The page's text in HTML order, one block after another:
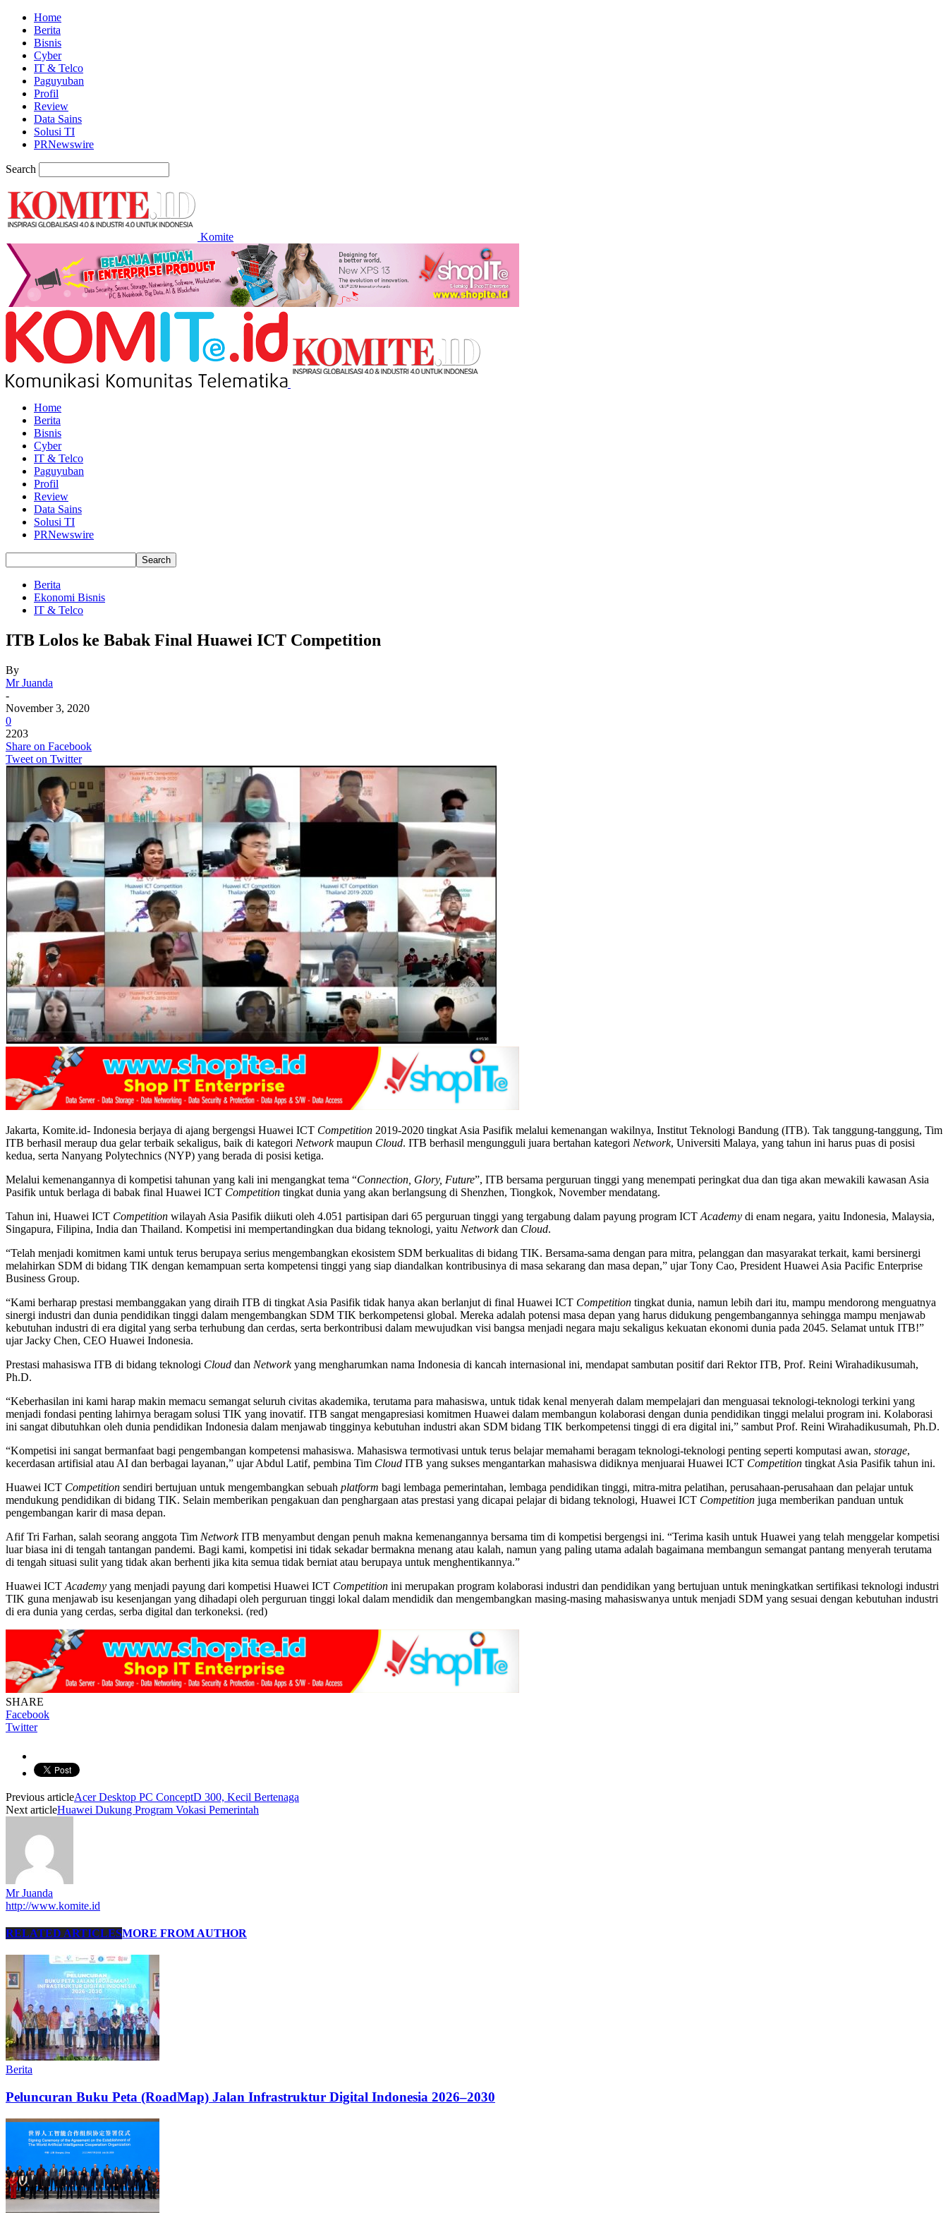
Home
Berita
Bisnis
Cyber
IT & Telco
Paguyuban
Profil
Review
Data Sains
Solusi TI
PRNewswire
Search
Komite
Home
Berita
Bisnis
Cyber
IT & Telco
Paguyuban
Profil
Review
Data Sains
Solusi TI
PRNewswire
Berita
Ekonomi Bisnis
IT & Telco
ITB Lolos ke Babak Final Huawei ICT Competition
By
Mr Juanda
-
November 3, 2020
0
2203
Share on Facebook
Tweet on Twitter
Jakarta, Komite.id- Indonesia berjaya di ajang bergengsi Huawei ICT Competition 2019-2020 tingkat Asia Pasifik melalui kemenangan wakilnya, Institut Teknologi Bandung (ITB). Tak tanggung-tanggung, Tim
ITB berhasil meraup dua gelar terbaik sekaligus, baik di kategori Networkmaupun Cloud. ITB berhasil mengungguli juara bertahan kategori Network, Universiti Malaya, yang tahun ini harus puas di posisi
kedua, serta Nanyang Polytechnics (NYP) yang berada di posisi ketiga.
Melalui kemenangannya di kompetisi tahunan yang kali ini mengangkat tema “Connection, Glory, Future”, ITB bersama perguruan tinggi yang menempati peringkat dua dan tiga akan mewakili kawasan Asia
Pasifik untuk berlaga di babak final Huawei ICT Competition tingkat dunia yang akan berlangsung di Shenzhen, Tiongkok, November mendatang.
Tahun ini, Huawei ICT Competition wilayah Asia Pasifik diikuti oleh 4.051 partisipan dari 65 perguruan tinggi yang tergabung dalam payung program ICT Academy di enam negara, yaitu Indonesia, Malaysia,
Singapura, Filipina, India dan Thailand. Kompetisi ini mempertandingkan dua bidang teknologi, yaitu Networkdan Cloud.
“Telah menjadi komitmen kami untuk terus berupaya serius mengembangkan ekosistem SDM berkualitas di bidang TIK. Bersama-sama dengan para mitra, pelanggan dan masyarakat terkait, kami bersinergi
melahirkan SDM di bidang TIK dengan kemampuan serta kompetensi tinggi yang siap diandalkan kontribusinya di masa sekarang dan masa depan,” ujar Tony Cao, President Huawei Asia Pacific Enterprise
Business Group.
“Kami berharap prestasi membanggakan yang diraih ITB di tingkat Asia Pasifik tidak hanya akan berlanjut di final Huawei ICT Competition tingkat dunia, namun lebih dari itu, mampu mendorong menguatnya
sinergi industri dan dunia pendidikan tinggi dalam mengembangkan SDM TIK berkompetensi global. Mereka adalah potensi masa depan yang harus didukung pengembangannya sehingga mampu menjawab
kebutuhan industri di era digital yang serba terhubung dan cerdas, serta berkontribusi dalam mewujudkan visi bangsa menjadi negara maju sekaligus kekuatan ekonomi dunia pada 2045. Selamat untuk ITB!”
ujar Jacky Chen, CEO Huawei Indonesia.
Prestasi mahasiswa ITB di bidang teknologi Cloud dan Networkyang mengharumkan nama Indonesia di kancah internasional ini, mendapat sambutan positif dari Rektor ITB, Prof. Reini Wirahadikusumah,
Ph.D.
“Keberhasilan ini kami harap makin memacu semangat seluruh civitas akademika, terutama para mahasiswa, untuk tidak kenal menyerah dalam mempelajari dan menguasai teknologi-teknologi terkini yang
menjadi fondasi penting lahirnya beragam solusi TIK yang inovatif. ITB sangat mengapresiasi komitmen Huawei dalam membangun kolaborasi dengan dunia pendidikan tinggi melalui program ini. Kolaborasi
ini sangat dibutuhkan oleh dunia pendidikan Indonesia dalam menjawab tingginya kebutuhan industri akan SDM bidang TIK berkompetensi tinggi di era digital ini,” sambut Prof. Reini Wirahadikusumah, Ph.D.
“Kompetisi ini sangat bermanfaat bagi pengembangan kompetensi mahasiswa. Mahasiswa termotivasi untuk terus belajar memahami beragam teknologi-teknologi penting seperti komputasi awan, storage,
kecerdasan artifisial atau AI dan berbagai layanan,” ujar Abdul Latif, pembina Tim Cloud ITB yang sukses mengantarkan mahasiswa didiknya menjuarai Huawei ICT Competition tingkat Asia Pasifik tahun ini.
Huawei ICT Competition sendiri bertujuan untuk mengembangkan sebuah platform bagi lembaga pemerintahan, lembaga pendidikan tinggi, mitra-mitra pelatihan, perusahaan-perusahaan dan pelajar untuk
mendukung pendidikan di bidang TIK. Selain memberikan pengakuan dan penghargaan atas prestasi yang dicapai pelajar di bidang teknologi, Huawei ICT Competition juga memberikan panduan untuk
pengembangan karir di masa depan.
Afif Tri Farhan, salah seorang anggota Tim NetworkITB menyambut dengan penuh makna kemenangannya bersama tim di kompetisi bergengsi ini. “Terima kasih untuk Huawei yang telah menggelar kompetisi
luar biasa ini di tengah tantangan pandemi. Bagi kami, kompetisi ini tidak sekadar bermakna menang atau kalah, namun yang paling utama adalah bagaimana membangun semangat pantang menyerah terutama
di tengah situasi sulit yang tidak akan berhenti jika kita semua tidak berniat atau berupaya untuk menghentikannya.”
Huawei ICT Academy yang menjadi payung dari kompetisi Huawei ICT Competition ini merupakan program kolaborasi industri dan pendidikan yang bertujuan untuk meningkatkan sertifikasi teknologi industri
TIK guna menjawab isu kesenjangan yang dihadapi oleh perguruan tinggi lokal dalam mendidik dan mengembangkan masing-masing mahasiswanya untuk menjadi SDM yang sesuai dengan kebutuhan industri
di era dunia yang cerdas, serba digital dan terkoneksi. (red)
SHARE
Facebook
Twitter
Previous articleAcer Desktop PC ConceptD 300, Kecil Bertenaga
Next articleHuawei Dukung Program Vokasi Pemerintah
Mr Juanda
http://www.komite.id
RELATED ARTICLESMORE FROM AUTHOR
Berita
Peluncuran Buku Peta (RoadMap) Jalan Infrastruktur Digital Indonesia 2026–2030